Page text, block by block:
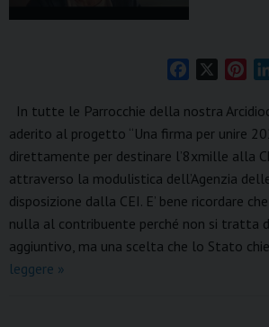
c
e
b
o
o
k
n
t
e
r
e
s
t
In tutte le Parrocchie della nostra
aderito al progetto “Una firma per unire
direttamente per destinare l’8xmille alla
attraverso la modulistica dell’Agenzia
disposizione dalla CEI. E’ bene ricordare
nulla al contribuente perché non si tratta
aggiuntivo, ma una scelta che lo Stato
leggere Domenica
»